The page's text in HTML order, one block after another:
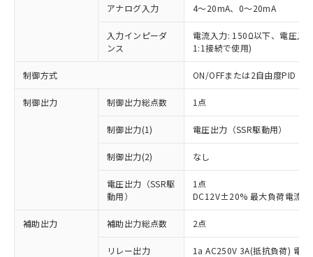
アナログ入力 4～20mA、0～20mA
入力インピーダ
ンス
電流入力: 150Ω以下、電圧入
1:1接続で使用)
制御方式 ON/OFFまたは2自由度PID（
制御出力 制御出力総点数 1点
制御出力(1) 電圧出力（SSR駆動用）
制御出力(2) なし
電圧出力（SSR駆
動用）
1点
DC12V±20% 最大負荷電流
補助出力 補助出力総点数 2点
リレー出力 1a AC250V 3A(抵抗負荷) 電